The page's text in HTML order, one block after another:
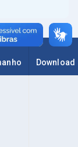
Download